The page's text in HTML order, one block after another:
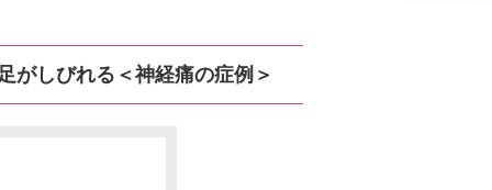
がしびれる＜神経痛の症例＞